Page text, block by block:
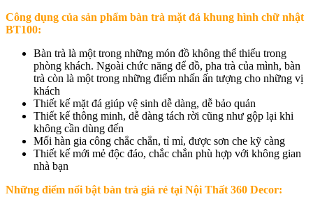
Công dụng của sản phẩm bàn trà mặt đá khung hình chữ nhật
BT100:
Bàn trà là một trong những món đồ không thể thiếu trong
phòng khách. Ngoài chức năng để đồ, pha trà của mình, bàn
trà còn là một trong những điểm nhấn ấn tượng cho những vị
khách
Thiết kế mặt đá giúp vệ sinh dễ dàng, dễ bảo quản
Thiết kế thông minh, dễ dàng tách rời cũng như gộp lại khi
không cần dùng đến
Mối hàn gia công chắc chắn, tỉ mỉ, được sơn che kỹ càng
Thiết kế mới mẻ độc đáo, chắc chắn phù hợp với không gian
nhà bạn
Những điểm nổi bật bàn trà giá rẻ tại Nội Thất 360 Decor: